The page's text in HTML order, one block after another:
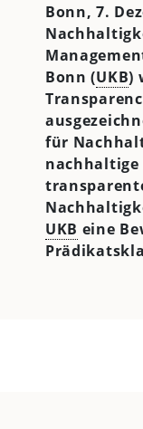
Bonn, 7.
Bonn (UKB)
für
nachhaltige
UKB eine